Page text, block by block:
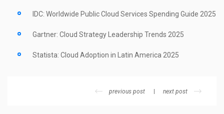
IDC: Worldwide Public Cloud Services Spending Guide 2025
Gartner: Cloud Strategy Leadership Trends 2025
Statista: Cloud Adoption in Latin America 2025
previous post next post